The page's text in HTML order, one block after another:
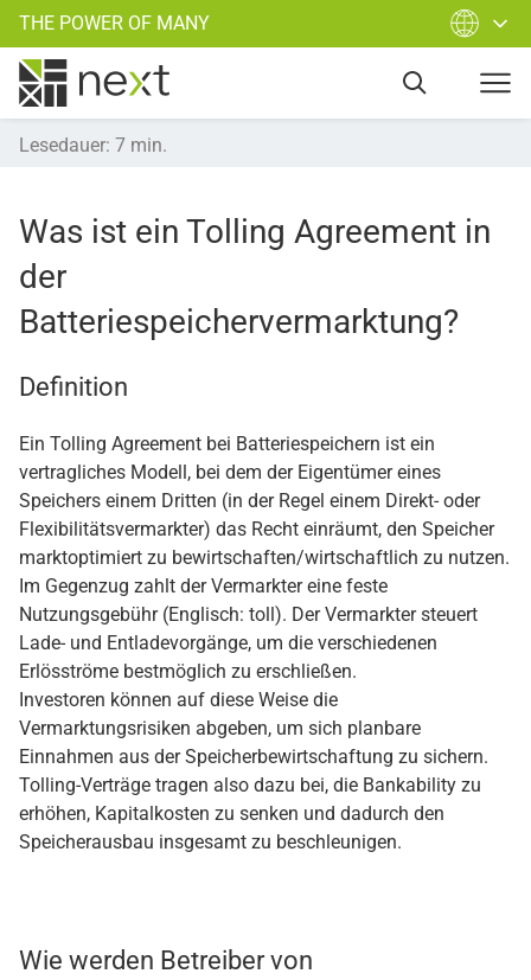
THE POWER OF MANY
Lesedauer: 7 min.
Was ist ein Tolling Agreement in
der
Batteriespeichervermarktung?
Definition
Ein Tolling Agreement bei Batteriespeichern ist ein
vertragliches Modell, bei dem der Eigentümer eines
Speichers einem Dritten (in der Regel einem Direkt- oder
Flexibilitätsvermarkter) das Recht einräumt, den Speicher
marktoptimiert zu bewirtschaften/wirtschaftlich zu nutzen.
Im Gegenzug zahlt der Vermarkter eine feste
Nutzungsgebühr (Englisch: toll). Der Vermarkter steuert
Lade- und Entladevorgänge, um die verschiedenen
Erlösströme bestmöglich zu erschließen.
Investoren können auf diese Weise die
Vermarktungsrisiken abgeben, um sich planbare
Einnahmen aus der Speicherbewirtschaftung zu sichern.
Tolling-Verträge tragen also dazu bei, die Bankability zu
erhöhen, Kapitalkosten zu senken und dadurch den
Speicherausbau insgesamt zu beschleunigen.
Wie werden Betreiber von